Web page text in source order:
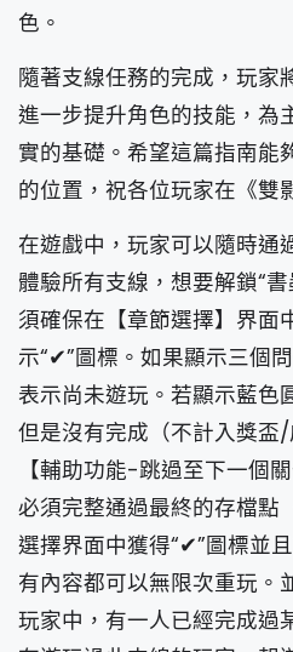
色。
隨著支線任務的完成，玩家
進一步提升角色的技能，為
實的基礎。希望這篇指南能
的位置，祝各位玩家在《雙
在遊戲中，玩家可以隨時通
體驗所有支線，想要解鎖“
須確保在【章節選擇】界面
示“✔”圖標。如果顯示三個
表示尚未遊玩。若顯示藍色
但是沒有完成（不計入獎盃
【輔助功能-跳過至下一個
必須完整通過最終的存檔點
選擇界面中獲得“✔”圖標並
有內容都可以無限次重玩。
玩家中，有一人已經完成過